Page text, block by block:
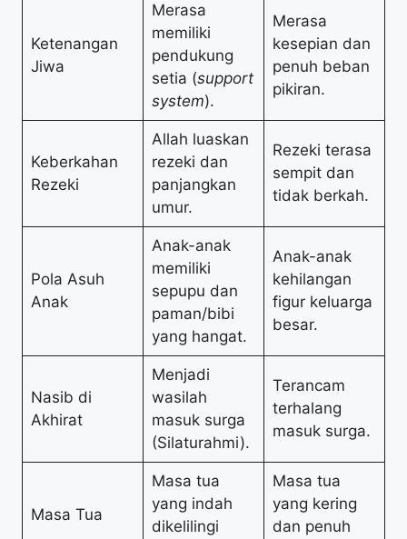
Ketenangan
Jiwa
Merasa
memiliki
pendukung
setia (support
system).
Merasa
kesepian dan
penuh beban
pikiran.
Keberkahan
Rezeki
Allah luaskan
rezeki dan
panjangkan
umur.
Rezeki terasa
sempit dan
tidak berkah.
Pola Asuh
Anak
Anak-anak
memiliki
sepupu dan
paman/bibi
yang hangat.
Anak-anak
kehilangan
figur keluarga
besar.
Nasib di
Akhirat
Menjadi
wasilah
masuk surga
(Silaturahmi).
Terancam
terhalang
masuk surga.
Masa Tua
Masa tua
yang indah
dikelilingi
Masa tua
yang kering
dan penuh